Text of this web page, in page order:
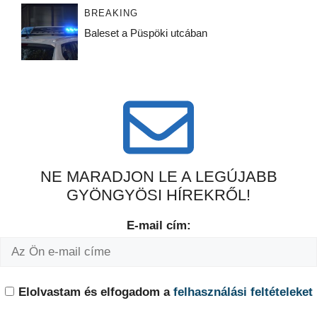
BREAKING
Baleset a Püspöki utcában
NE MARADJON LE A LEGÚJABB
GYÖNGYÖSI HÍREKRŐL!
E-mail cím:
Elolvastam és elfogadom a felhasználási feltételeket